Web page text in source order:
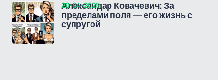
Александар Ковачевич: За
пределами поля — его жизнь с
супругой
20-04-2025